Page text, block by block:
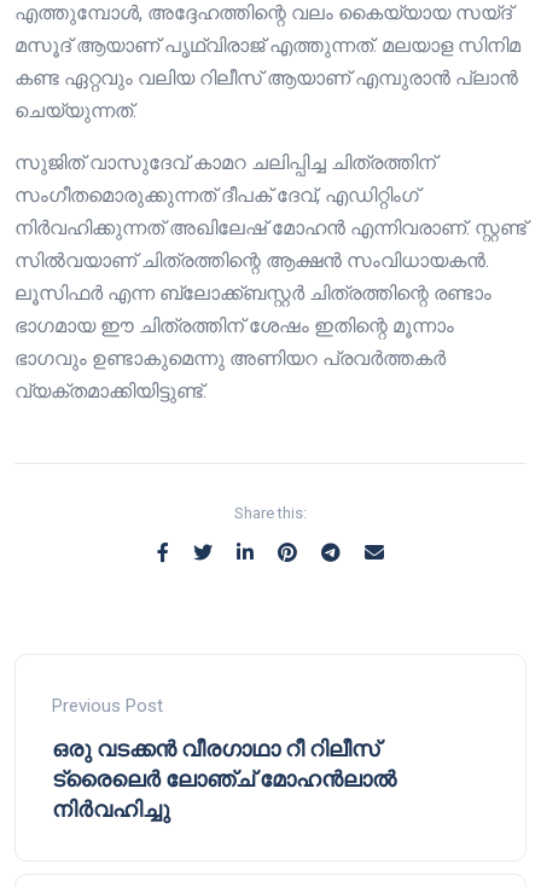
എത്തുമ്പോൾ, അദ്ദേഹത്തിന്റെ വലം കൈയ്യായ സയ്ദ്
മസൂദ് ആയാണ് പൃഥ്വിരാജ് എത്തുന്നത്. മലയാള സിനിമ
കണ്ട ഏറ്റവും വലിയ റിലീസ് ആയാണ് എമ്പുരാൻ പ്ലാൻ
ചെയ്യുന്നത്.
സുജിത് വാസുദേവ് കാമറ ചലിപ്പിച്ച ചിത്രത്തിന്
സംഗീതമൊരുക്കുന്നത് ദീപക് ദേവ്, എഡിറ്റിംഗ്
നിർവഹിക്കുന്നത് അഖിലേഷ് മോഹൻ എന്നിവരാണ്. സ്റ്റണ്ട്
സിൽവയാണ് ചിത്രത്തിന്റെ ആക്ഷൻ സംവിധായകൻ.
ലൂസിഫർ എന്ന ബ്ലോക്ക്ബസ്റ്റർ ചിത്രത്തിന്റെ രണ്ടാം
ഭാഗമായ ഈ ചിത്രത്തിന് ശേഷം ഇതിന്റെ മൂന്നാം
ഭാഗവും ഉണ്ടാകുമെന്നു അണിയറ പ്രവർത്തകർ
വ്യക്തമാക്കിയിട്ടുണ്ട്.
Share this:
Previous Post
ഒരു വടക്കൻ വീരഗാഥാ റീ റിലീസ്
ട്രൈലെർ ലോഞ്ച് മോഹൻലാൽ
നിർവഹിച്ചു